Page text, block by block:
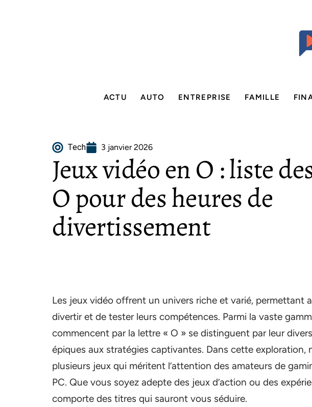
ACTU AUTO ENTREPRISE FAMILLE
Tech 3 janvier 2026
Jeux vidéo en O : liste
O pour des heures de
divertissement
Les jeux vidéo offrent un univers riche et varié, permettant
divertir et de tester leurs compétences. Parmi la vaste
commencent par la lettre « O » se distinguent par leur
épiques aux stratégies captivantes. Dans cette exploration,
plusieurs jeux qui méritent l’attention des amateurs de
PC. Que vous soyez adepte des jeux d’action ou des
comporte des titres qui sauront vous séduire.